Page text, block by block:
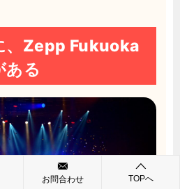
、Zepp Fukuoka
ある
お問合わせ TOPへ